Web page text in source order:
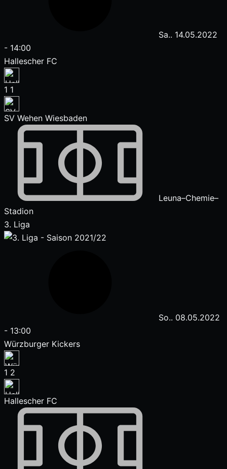
Sa.. 14.05.2022
- 14:00
Hallescher FC
1 1
SV Wehen Wiesbaden
Leuna–Chemie–
Stadion
3. Liga
So.. 08.05.2022
- 13:00
Würzburger Kickers
1 2
Hallescher FC